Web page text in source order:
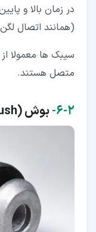
در زمان بالا و
(همانند اتصال
سیبک ها معمولا
متصل هستند.
۲‏-‏۶‏- بوش (Bush)